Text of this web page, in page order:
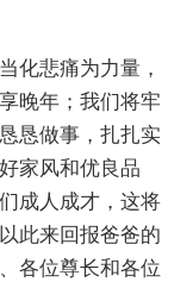
化悲痛为力量，
晚年；我们将牢
恳做事，扎扎实
家风和优良品
成人成才，这将
此来回报爸爸的
各位尊长和各位